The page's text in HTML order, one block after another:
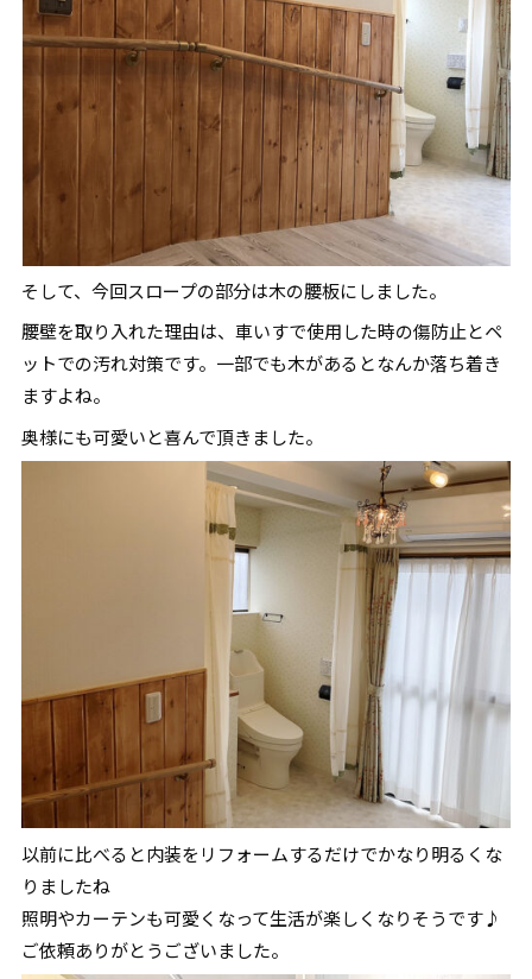
そして、今回スロープの部分は木の腰板にしました。
腰壁を取り入れた理由は、車いすで使用した時の傷防止とペ
ットでの汚れ対策です。一部でも木があるとなんか落ち着き
ますよね。
奥様にも可愛いと喜んで頂きました。
以前に比べると内装をリフォームするだけでかなり明るくな
りましたね
照明やカーテンも可愛くなって生活が楽しくなりそうです♪
ご依頼ありがとうございました。